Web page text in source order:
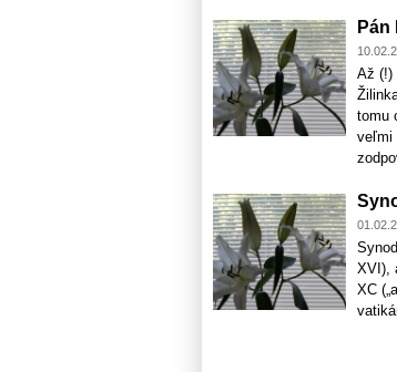
Až (!)
tomu
veľmi
XVI),
XC